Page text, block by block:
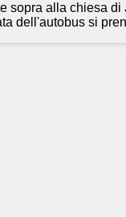
sopra alla chiesa
dell'autobus si